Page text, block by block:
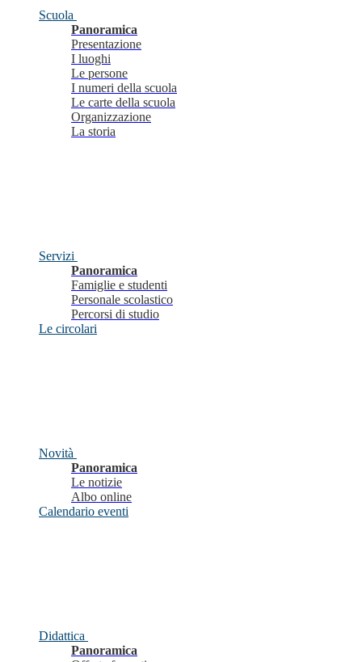
Scuola
Panoramica
Presentazione
I luoghi
Le persone
I numeri della scuola
Le carte della scuola
Organizzazione
La storia
Servizi
Panoramica
Famiglie e studenti
Personale scolastico
Percorsi di studio
Le circolari
Novità
Panoramica
Le notizie
Albo online
Calendario eventi
Didattica
Panoramica